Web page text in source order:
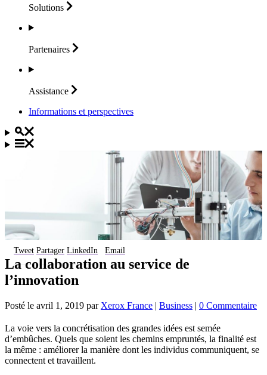
Solutions
Partenaires
Assistance
Informations et perspectives
Tweet Partager LinkedIn Email
La collaboration au service de
l’innovation
Posté le avril 1, 2019 par Xerox France | Business | 0 Commentaire
La voie vers la concrétisation des grandes idées est semée
d’embûches. Quels que soient les chemins empruntés, la finalité est
la même : améliorer la manière dont les individus communiquent, se
connectent et travaillent.